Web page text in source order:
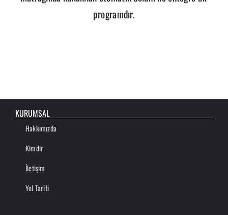
programdır.
KURUMSAL
Hakkımızda
Kimdir
İletişim
Yol Tarifi